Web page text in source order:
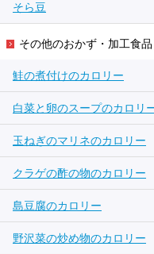
そら豆
その他のおかず・加工食品
鮭の煮付けのカロリー
白菜と卵のスープのカロリ
玉ねぎのマリネのカロリー
クラゲの酢の物のカロリー
島豆腐のカロリー
野沢菜の炒め物のカロリー